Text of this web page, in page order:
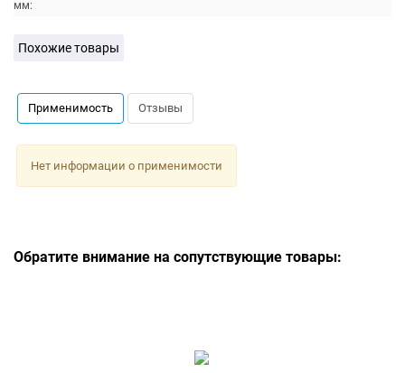
мм:
Похожие товары
Применимость Отзывы
Нет информации о применимости
Обратите внимание на сопутствующие товары: